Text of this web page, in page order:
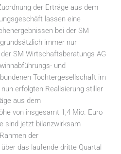
der Erträge aus dem
lassen eine
bei der SM
immer nur
SM Wirtschaftsberatungs AG
und
Tochtergesellschaft im
erfolgten Realisierung stiller
aus dem
von insgesamt 1,4 Mio. Euro
sind jetzt bilanzwirksam
der
das laufende dritte Quartal